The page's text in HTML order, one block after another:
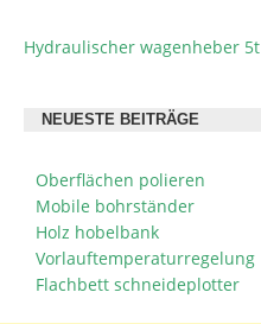
BEITRAGSNAVIGATION
Hydraulischer wagenheber 5t
NEUESTE BEITRÄGE
Oberflächen polieren
Mobile bohrständer
Holz hobelbank
Vorlauftemperaturregelung
Flachbett schneideplotter